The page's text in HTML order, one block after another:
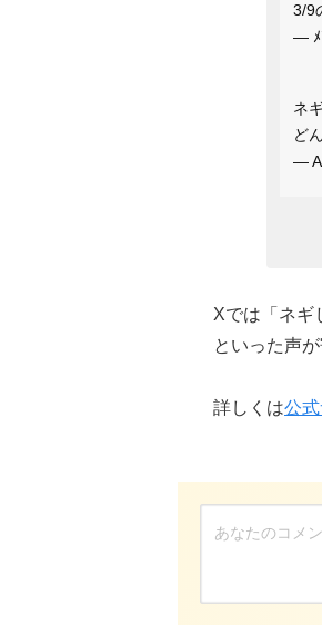
3/9
— ﾒ
ネ
ど
—
Xでは「ネギ
といった声
詳しくは公式